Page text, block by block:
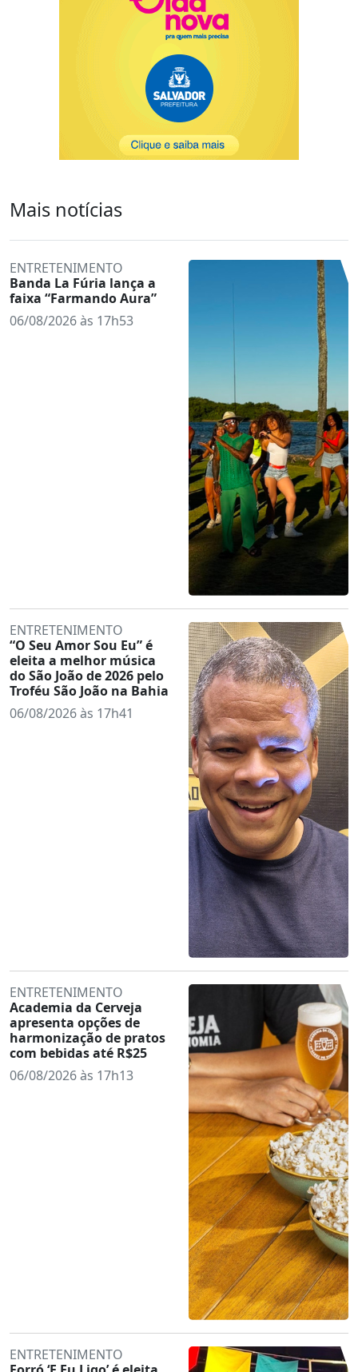
Mais notícias
ENTRETENIMENTO
Banda La Fúria lança a
faixa “Farmando Aura”
06/08/2026 às 17h53
ENTRETENIMENTO
“O Seu Amor Sou Eu” é
eleita a melhor música
do São João de 2026 pelo
Troféu São João na Bahia
06/08/2026 às 17h41
ENTRETENIMENTO
Academia da Cerveja
apresenta opções de
harmonização de pratos
com bebidas até R$25
06/08/2026 às 17h13
ENTRETENIMENTO